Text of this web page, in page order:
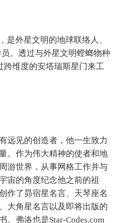
是外星文明的地球联络人、
。透过与外星文明螳螂物种
维度的安塔瑞斯星门来工
远见的创造者，他一生致力
。作为伟大精神的使者和地
游世界，从事网格工作并与
宙的角度纪念他之前的祖
作了昴宿星名言、天琴座名
大角星名言以及即将出版的
。弗洛也是Star-Codes.com